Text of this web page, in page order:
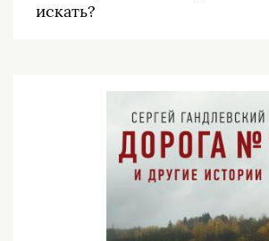
искать?